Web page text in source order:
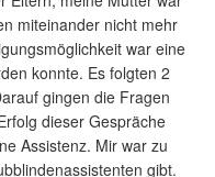
miteinander nicht mehr
war eine
konnte. Es folgten 2
gingen die Fragen
dieser Gespräche
Assistenz. Mir war zu
gibt.